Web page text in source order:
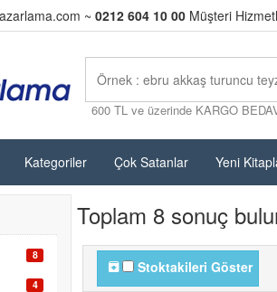
~ 0212 604 10 00 Müşteri
600 TL ve üzerinde KARGO
Kategoriler Çok Satanlar Yeni
8
4
Toplam 8 sonuç
Stoktakileri Göster